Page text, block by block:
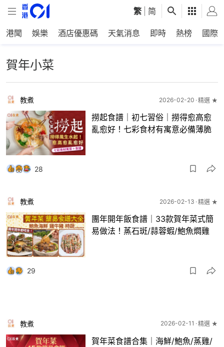
繁 简
港聞 娛樂 酒店優惠碼 天氣消息 即時 熱榜 國際
賀年小菜
教煮 2026-02-20 精選 ★
撈起食譜｜初七習俗｜撈得愈高愈
亂愈好！七彩食材有寓意必備薄脆
28
教煮 2026-02-13 精選 ★
團年開年飯食譜｜33款賀年菜式簡
易做法！蒸石斑/蒜蓉蝦/鮑魚燜雞
29
教煮 2026-02-11 精選 ★
賀年菜食譜合集｜海鮮/鮑魚/蒸雞/